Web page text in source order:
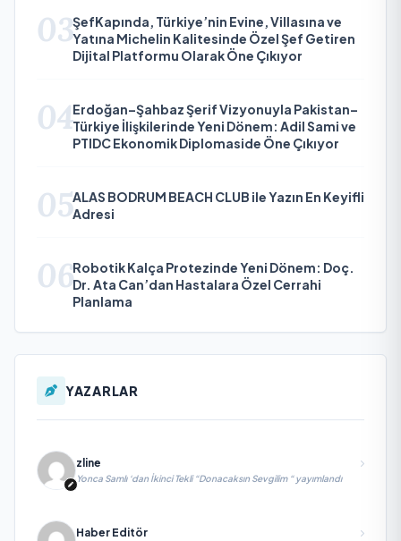
03ŞefKapında, Türkiye’nin Evine, Villasına ve
Yatına Michelin Kalitesinde Özel Şef Getiren
Dijital Platformu Olarak Öne Çıkıyor
04Erdoğan–Şahbaz Şerif Vizyonuyla Pakistan–
Türkiye İlişkilerinde Yeni Dönem: Adil Sami ve
PTIDC Ekonomik Diplomaside Öne Çıkıyor
05ALAS BODRUM BEACH CLUB ile Yazın En Keyifli
Adresi
06Robotik Kalça Protezinde Yeni Dönem: Doç.
Dr. Ata Can’dan Hastalara Özel Cerrahi
Planlama
YAZARLAR
zline
Yonca Samlı ‘dan İkinci Tekli “Donacaksın Sevgilim “ yayımlandı
Haber Editör